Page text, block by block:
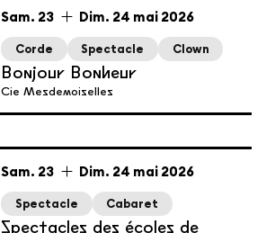
du
samedi
Sam. 23 au
dimanche
Dim. 24 mai
mai 2026
Corde Spectacle Clown
Bonjour Bonheur
Cie Mesdemoiselles
du
samedi
Sam. 23 au
dimanche
Dim. 24 mai
mai 2026
Spectacle Cabaret
Spectacles des écoles de